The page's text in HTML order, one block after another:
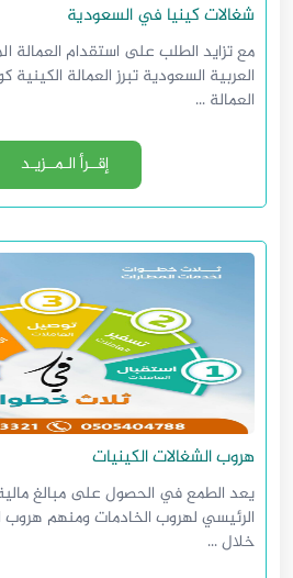
شغالات كينيا في السعودية
مع تزايد الطلب على استقدام العمالة
العربية السعودية تبرز العمالة
العمالة ...
إقــرأ الـمــزيـد
هروب الشغالات الكينيات
يعد الطمع في الحصول على مبالغ
الرئيسي لهروب الخادمات ومنهم هروب
خلال ...